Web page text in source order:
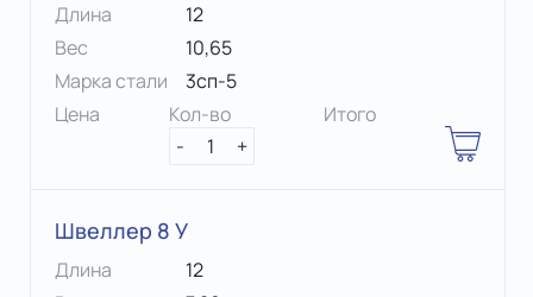
Длина
12
Вес
10,65
Марка стали
3сп-5
Цена
Кол-во
-
1 +
Итого
Швеллер 8 У
Длина
12